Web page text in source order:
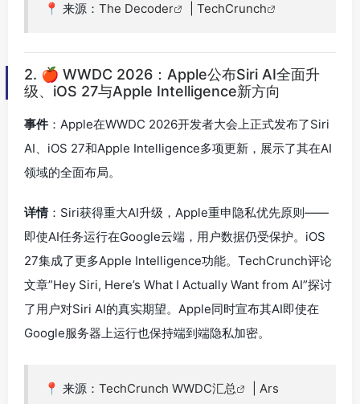
📍 来源： The Decoder TechCrunch
2. 🍎 WWDC 2026：Apple公布Siri AI全面升
级、iOS 27与Apple Intelligence新方向
事件：Apple在WWDC 2026开发者大会上正式发布了Siri
AI、iOS 27和Apple Intelligence多项更新，展示了其在AI
领域的全面布局。
详情 ：Siri获得重大AI升级，Apple重申隐私优先原则——
即使AI任务运行在Google云端，用户数据仍受保护。iOS
27集成了更多Apple Intelligence功能。TechCrunch评论
文章”Hey Siri, Here’s What I Actually Want from AI”探讨
了用户对Siri AI的真实期望。Apple同时宣布其AI即使在
Google服务器上运行也保持端到端隐私加密。
📍 来源： TechCrunch WWDC汇总
Ars